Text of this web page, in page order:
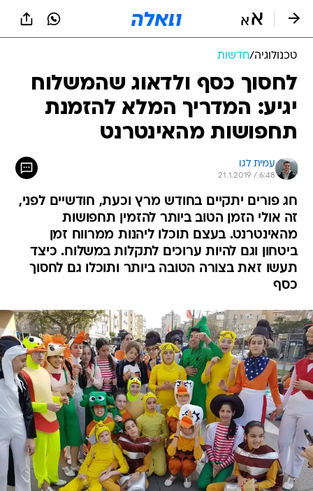
טכנולוגיה/חדשות
לחסוך כסף ולדאוג שהמשלוח
יגיע: המדריך המלא להזמנת
תחפושות מהאינטרנט
עמית לגו
21.1.2019 / 6:48
חג פורים יתקיים בחודש מרץ וכעת, חודשיים לפני,
זה אולי הזמן הטוב ביותר להזמין תחפושות
מהאינטרנט. בעצם תוכלו ליהנות ממרווח זמן
ביטחון וגם להיות ערוכים לתקלות במשלוח. כיצד
תעשו זאת בצורה הטובה ביותר ותוכלו גם לחסוך
כסף